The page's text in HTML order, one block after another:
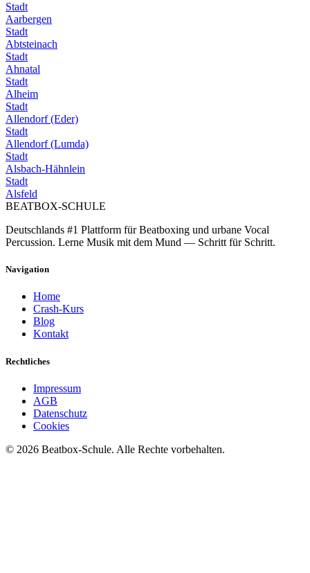
Stadt
Aarbergen
Stadt
Abtsteinach
Stadt
Ahnatal
Stadt
Alheim
Stadt
Allendorf (Eder)
Stadt
Allendorf (Lumda)
Stadt
Alsbach-Hähnlein
Stadt
Alsfeld
BEATBOX-SCHULE
Deutschlands #1 Plattform für Beatboxing und urbane Vocal
Percussion. Lerne Musik mit dem Mund — Schritt für Schritt.
Navigation
Home
Crash-Kurs
Blog
Kontakt
Rechtliches
Impressum
AGB
Datenschutz
Cookies
© 2026 Beatbox-Schule. Alle Rechte vorbehalten.